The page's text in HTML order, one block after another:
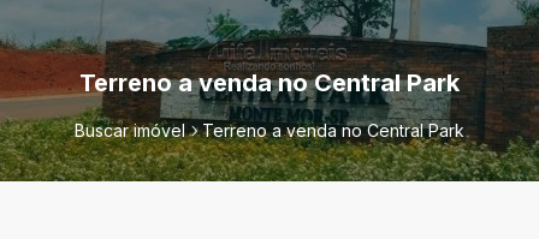
Terreno a venda no Central Park
Buscar imóvel Terreno a venda no Central Park